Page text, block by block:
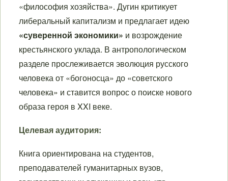
«философия хозяйства». Дугин критикует
либеральный капитализм и предлагает идею
«суверенной экономики» и возрождение
крестьянского уклада. В антропологическом
разделе прослеживается эволюция русского
человека от «богоносца» до «советского
человека» и ставится вопрос о поиске нового
образа героя в XXI веке.
Целевая аудитория:
Книга ориентирована на студентов,
преподавателей гуманитарных вузов,